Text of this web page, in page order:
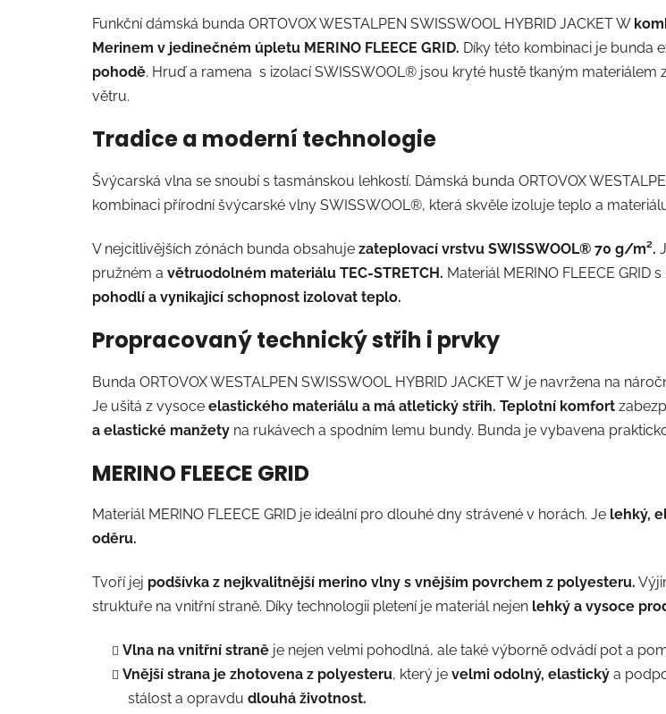
Funkční dámská bunda ORTOVOX WESTALPEN SWISSWOOL HYBRID JACKET W
Merinem v jedinečném úpletu MERINO FLEECE GRID. Díky této kombinaci je bunda
pohodě. Hruď a ramena s izolací SWISSWOOL® jsou kryté hustě tkaným
větru.
Tradice a moderní technologie
Švýcarská vlna se snoubí s tasmánskou lehkostí. Dámská bunda ORTOVOX
kombinaci přírodní švýcarské vlny SWISSWOOL®, která skvěle izoluje teplo a
V nejcitlivějších zónách bunda obsahuje zateplovací vrstvu SWISSWOOL® 70 g/m².
pružném a větruodolném materiálu TEC-STRETCH. Materiál MERINO FLEECE
pohodlí a vynikající schopnost izolovat teplo.
Propracovaný technický střih i prvky
Bunda ORTOVOX WESTALPEN SWISSWOOL HYBRID JACKET W je navržena na
Je ušitá z vysoce elastického materiálu a má atletický střih. Teplotní komfort
a elastické manžety na rukávech a spodním lemu bundy. Bunda je vybavena
MERINO FLEECE GRID
Materiál MERINO FLEECE GRID je ideální pro dlouhé dny strávené v horách. Je lehký,
oděru.
Tvoří jej podšívka z nejkvalitnější merino vlny s vnějším povrchem z polyesteru.
struktuře na vnitřní straně. Díky technologii pletení je materiál nejen lehký a vysoce
Vlna na vnitřní straně je nejen velmi pohodlná, ale také výborně odvádí pot a
Vnější strana je zhotovena z polyesteru, který je velmi odolný, elastický a
stálost a opravdu dlouhá životnost.